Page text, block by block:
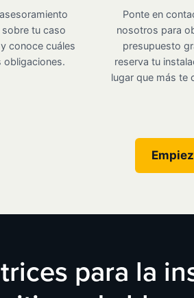
sobre tu caso
conoce cuáles
obligaciones.
Ponte en
nosotros para
presupuesto
reserva tu
lugar que más te
para la